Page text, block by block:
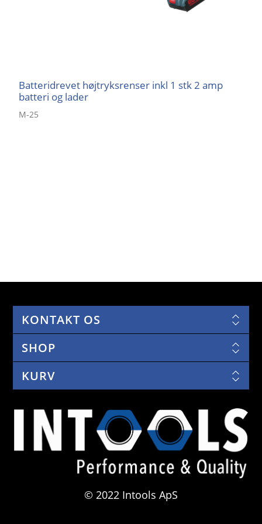
Batteridrevet højtryksrenser inkl 1 stk 2 amp
batteri og lader
M-25
KONTAKT OS
SHOP
KURV
© 2022 Intools ApS